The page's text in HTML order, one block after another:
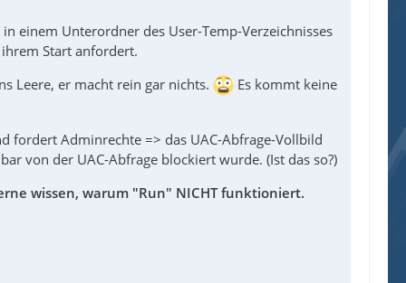
einem Unterordner des User-Temp-Verzeichnisses
Start anfordert.
Leere, er macht rein gar nichts.
Es kommt keine
fordert Adminrechte => das UAC-Abfrage-Vollbild
von der UAC-Abfrage blockiert wurde. (Ist das so?)
wissen, warum "Run" NICHT funktioniert.